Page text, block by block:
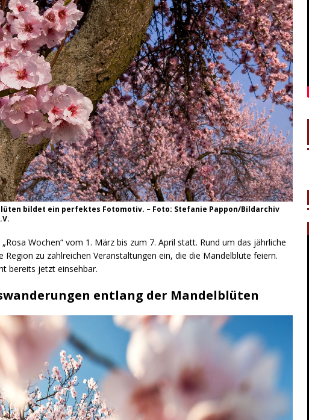
bildet ein perfektes Fotomotiv. – Foto: Stefanie Pappon/Bildarchiv
Wochen“ vom 1. März bis zum 7. April statt. Rund um das jährliche
Region zu zahlreichen Veranstaltungen ein, die die Mandelblüte feiern.
bereits jetzt einsehbar.
entlang der Mandelblüten